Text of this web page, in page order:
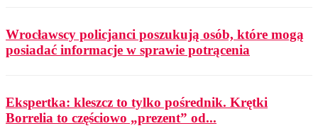
Wrocławscy policjanci poszukują osób, które mogą
posiadać informacje w sprawie potrącenia
Ekspertka: kleszcz to tylko pośrednik. Krętki
Borrelia to częściowo „prezent” od...